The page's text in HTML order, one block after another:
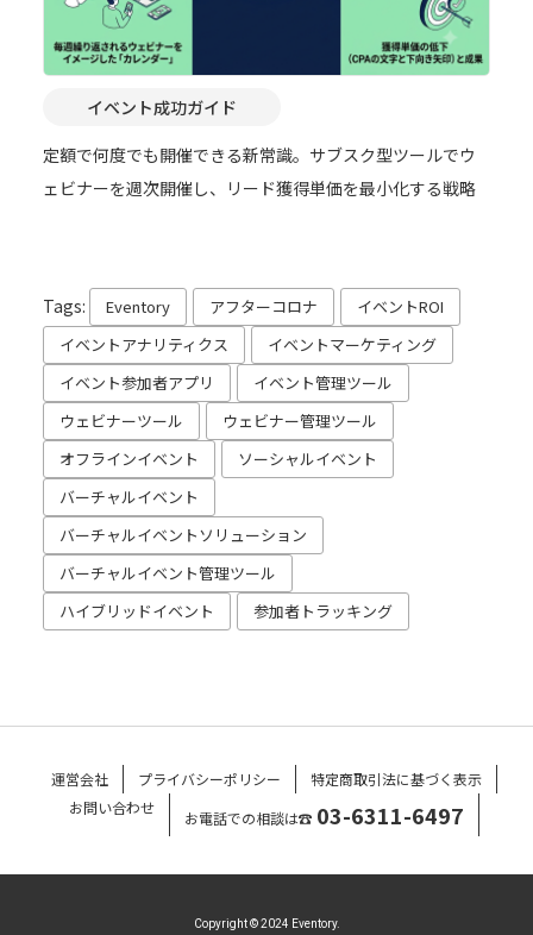
イベント成功ガイド
定額で何度でも開催できる新常識。サブスク型ツールでウ
ェビナーを週次開催し、リード獲得単価を最小化する戦略
Tags: Eventory アフターコロナ
イベントROI
イベントアナリティクス
イベントマーケティング
イベント参加者アプリ
イベント管理ツール
ウェビナーツール
ウェビナー管理ツール
オフラインイベント
ソーシャルイベント
バーチャルイベント
バーチャルイベントソリューション
バーチャルイベント管理ツール
ハイブリッドイベント
参加者トラッキング
運営会社 プライバシーポリシー
特定商取引法に基づく表示
お問い合わせ
お電話での相談は☎ 03-6311-6497
Copyright © 2024 Eventory.